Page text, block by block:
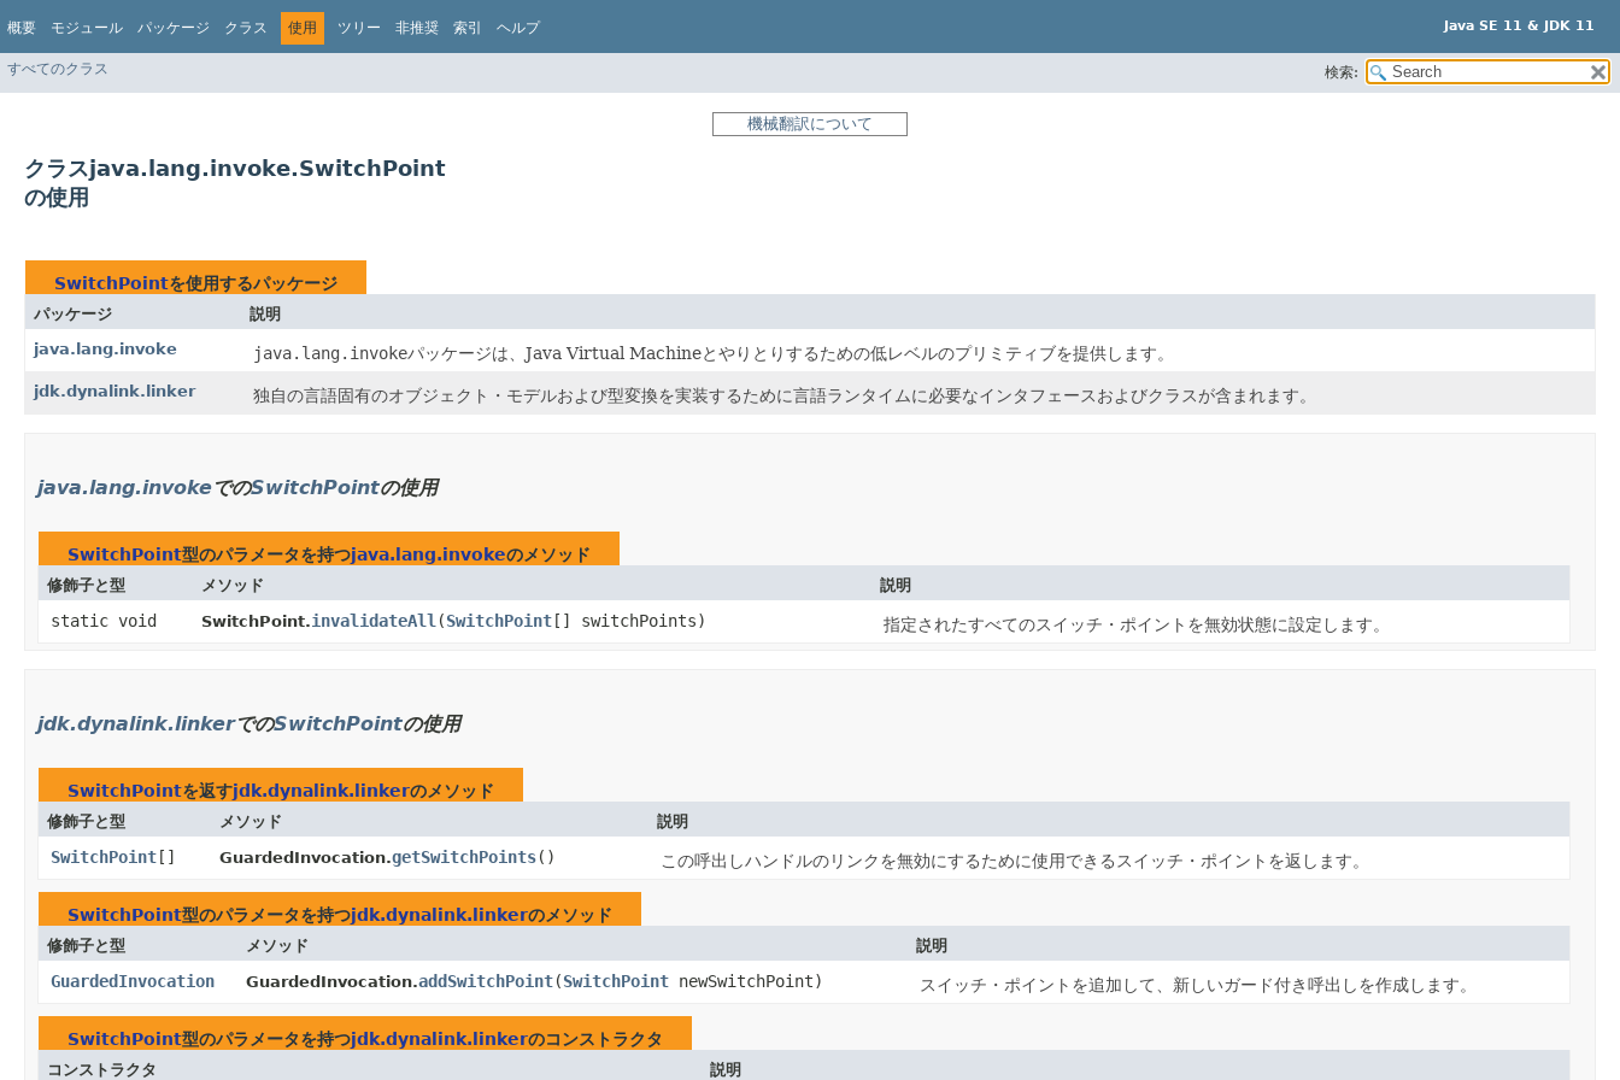
概要 モジュール パッケージ クラス 使用 ツリー 非推奨 索引 ヘルプ Java SE 11 & JDK 11
すべてのクラス 検索:
機械翻訳について
クラスjava.lang.invoke.SwitchPoint
の使用
SwitchPointを使用するパッケージ
パッケージ
説明
java.lang.invoke
java.lang.invokeパッケージは、Java Virtual Machineとやりとりするための低レベルのプリミティブを提供します。
jdk.dynalink.linker 独自の言語固有のオブジェクト・モデルおよび型変換を実装するために言語ランタイムに必要なインタフェースおよびクラスが含まれます。
java.lang.invokeでのSwitchPointの使用
SwitchPoint型のパラメータを持つjava.lang.invokeのメソッド
修飾子と型 メソッド 説明
static void SwitchPoint.invalidateAll ​(SwitchPoint [] switchPoints) 指定されたすべてのスイッチ・ポイントを無効状態に設定します。
jdk.dynalink.linkerでのSwitchPointの使用
SwitchPointを返すjdk.dynalink.linkerのメソッド
修飾子と型 メソッド 説明
SwitchPoint [] GuardedInvocation.getSwitchPoints() この呼出しハンドルのリンクを無効にするために使用できるスイッチ・ポイントを返します。
SwitchPoint型のパラメータを持つjdk.dynalink.linkerのメソッド
修飾子と型 メソッド 説明
GuardedInvocation GuardedInvocation.addSwitchPoint​(SwitchPoint newSwitchPoint) スイッチ・ポイントを追加して、新しいガード付き呼出しを作成します。
SwitchPoint型のパラメータを持つjdk.dynalink.linkerのコンストラクタ
コンストラクタ 説明